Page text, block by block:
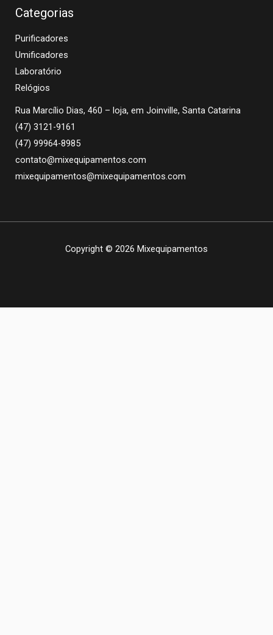
Categorias
Purificadores
Umificadores
Laboratório
Relógios
Rua Marcílio Dias, 460 – loja, em Joinville, Santa Catarina
(47) 3121-9161
(47) 99964-8985
contato@mixequipamentos.com
mixequipamentos@mixequipamentos.com
Copyright © 2026 Mixequipamentos